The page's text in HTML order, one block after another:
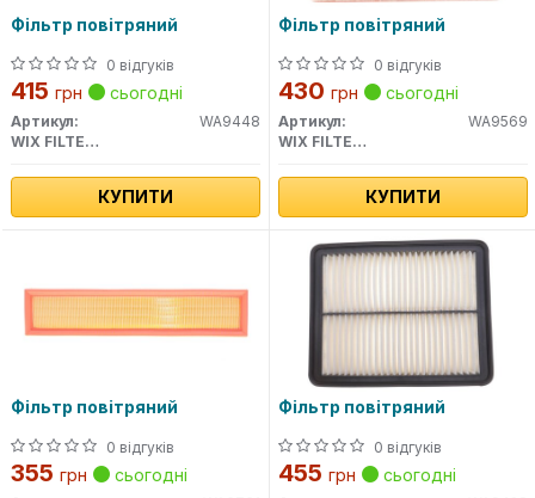
Фільтр повітряний
0 відгуків
415 грн сьогодні
Артикул:
WA9448
WIX FILTERS
КУПИТИ
Фільтр повітряний
0 відгуків
430 грн сьогодні
Артикул:
WA9569
WIX FILTERS
КУПИТИ
Фільтр повітряний
0 відгуків
355 грн сьогодні
Фільтр повітряний
0 відгуків
455 грн сьогодні